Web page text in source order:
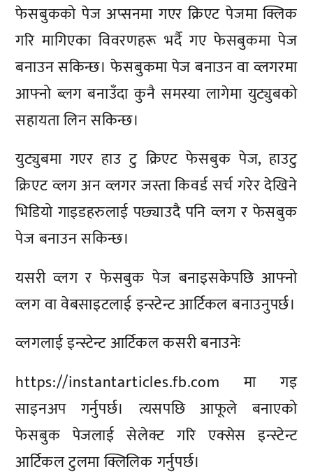
फेसबुकको पेज अप्सनमा गएर क्रिएट पेजमा क्लिक
गरि मागिएका विवरणहरू भर्दै गए फेसबुकमा पेज
बनाउन सकिन्छ। फेसबुकमा पेज बनाउन वा व्लगरमा
आफ्नो ब्लग बनाउँदा कुनै समस्या लागेमा युट्युबको
सहायता लिन सकिन्छ।
युट्युबमा गएर हाउ टु क्रिएट फेसबुक पेज, हाउटु
क्रिएट व्लग अन व्लगर जस्ता किवर्ड सर्च गरेर देखिने
भिडियो गाइडहरुलाई पछ्याउदै पनि व्लग र फेसबुक
पेज बनाउन सकिन्छ।
यसरी व्लग र फेसबुक पेज बनाइसकेपछि आफ्नो
व्लग वा वेबसाइटलाई इन्स्टेन्ट आर्टिकल बनाउनुपर्छ।
व्लगलाई इन्स्टेन्ट आर्टिकल कसरी बनाउनेः
https://instantarticles.fb.com मा गइ
साइनअप गर्नुपर्छ। त्यसपछि आफूले बनाएको
फेसबुक पेजलाई सेलेक्ट गरि एक्सेस इन्स्टेन्ट
आर्टिकल टुलमा क्लिलिक गर्नुपर्छ।